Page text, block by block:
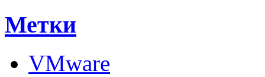
Метки
VMware